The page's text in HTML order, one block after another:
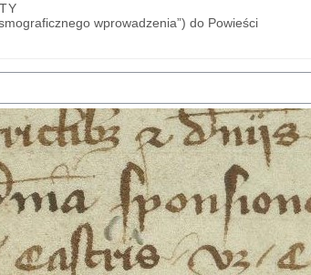
wprowadzenia”) do Powieści